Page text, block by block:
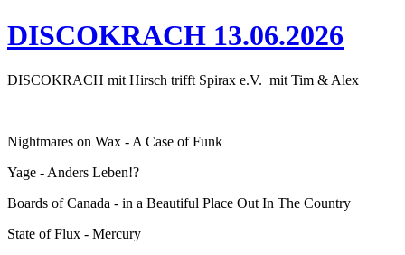
DISCOKRACH 13.06.2026
DISCOKRACH mit Hirsch trifft Spirax e.V. mit Tim & Alex
Nightmares on Wax - A Case of Funk
Yage - Anders Leben!?
Boards of Canada - in a Beautiful Place Out In The Country
State of Flux - Mercury